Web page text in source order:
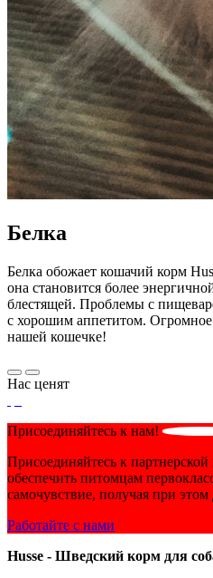
Белка
Белка обожает кошачий корм
она становится более
блестящей. Проблемы с
с хорошим аппетитом. Огромное
нашей кошечке!
Нас ценят
Присоединяйтесь к нам!
Присоединяйтесь к
обеспечить питомцам
самочувствие, получая при
Работайте с нами
Husse - Шведский корм для